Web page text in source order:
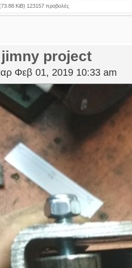
KiB) 123157 προβολές
project
Φεβ 01, 2019 10:33 am